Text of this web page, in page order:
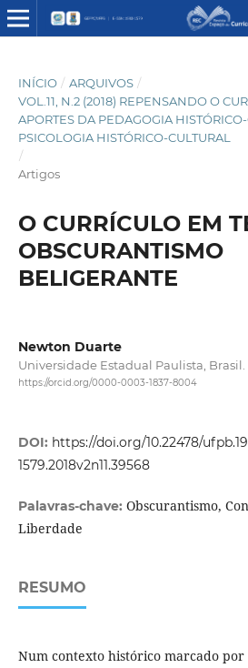
INÍCIO / ARQUIVOS /
VOL.11, N.2 (2018) REPENSANDO O
APORTES DA PEDAGOGIA
PSICOLOGIA HISTÓRICO-CULTURAL
/
Artigos
O CURRÍCULO EM
OBSCURANTISMO
BELIGERANTE
Newton Duarte
Universidade Estadual Paulista, Brasil.
https://orcid.org/0000-0003-1837-8004
DOI: https://doi.org/10.22478/
1579.2018v2n11.39568
Palavras-chave: Obscurantismo,
Liberdade
RESUMO
Num contexto histórico marcado por